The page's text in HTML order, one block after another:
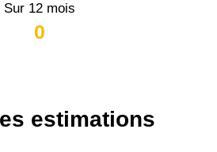
Sur 12 mois
0
estimations